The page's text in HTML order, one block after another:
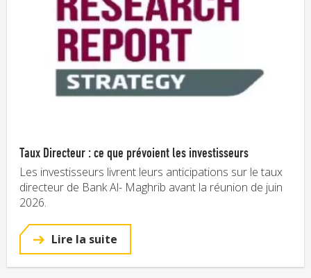
Taux Directeur : ce que prévoient les investisseurs
Les investisseurs livrent leurs anticipations sur le taux
directeur de Bank Al- Maghrib avant la réunion de juin
2026.
Lire la suite